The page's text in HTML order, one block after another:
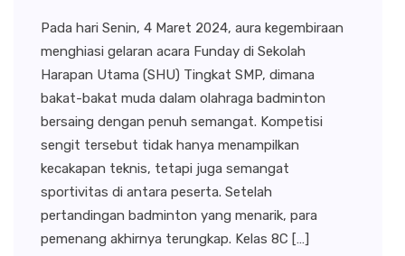
Pada hari Senin, 4 Maret 2024, aura kegembiraan
menghiasi gelaran acara Funday di Sekolah
Harapan Utama (SHU) Tingkat SMP, dimana
bakat-bakat muda dalam olahraga badminton
bersaing dengan penuh semangat. Kompetisi
sengit tersebut tidak hanya menampilkan
kecakapan teknis, tetapi juga semangat
sportivitas di antara peserta. Setelah
pertandingan badminton yang menarik, para
pemenang akhirnya terungkap. Kelas 8C […]